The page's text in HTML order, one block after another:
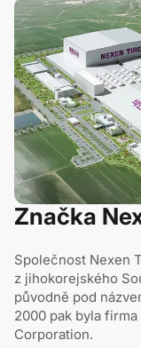
Značka
Společnost Nexen
z jihokorejského
původně pod
2000 pak byla
Corporation.